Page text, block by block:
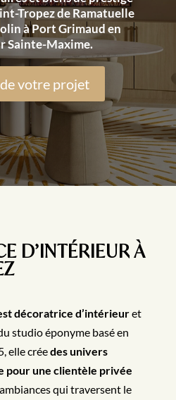
Tropez de Ramatuelle
à Port Grimaud en
Sainte-Maxime.
votre projet
D’INTÉRIEUR À
décoratrice d’intérieuret
studio éponyme basé en
elle créedes univers
pour une clientèle privée
qui traversent le